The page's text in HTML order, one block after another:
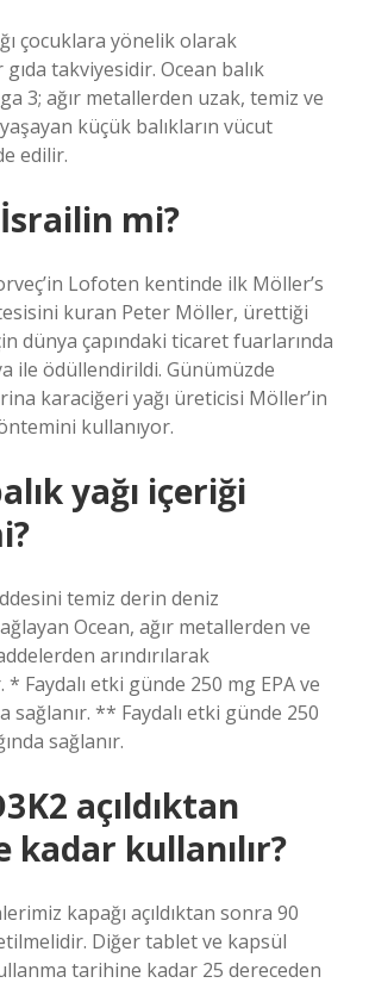
çocuklara yönelik olarak
takviyesidir. Ocean balık
3; ağır metallerden uzak, temiz ve
küçük balıkların vücut
edilir.
mi?
Lofoten kentinde ilk Möller’s
kuran Peter Möller, ürettiği
dünya çapındaki ticaret fuarlarında
ile ödüllendirildi. Günümüzde
karaciğeri yağı üreticisi Möller’in
kullanıyor.
yağı içeriği
temiz derin deniz
Ocean, ağır metallerden ve
arındırılarak
* Faydalı etki günde 250 mg EPA ve
sağlanır. ** Faydalı etki günde 250
sağlanır.
açıldıktan
kadar kullanılır?
kapağı açıldıktan sonra 90
Diğer tablet ve kapsül
tarihine kadar 25 dereceden